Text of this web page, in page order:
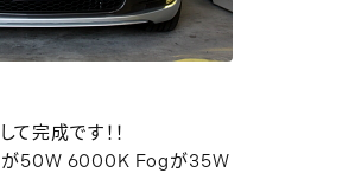
完成です！！
が50W 6000K Fogが35W